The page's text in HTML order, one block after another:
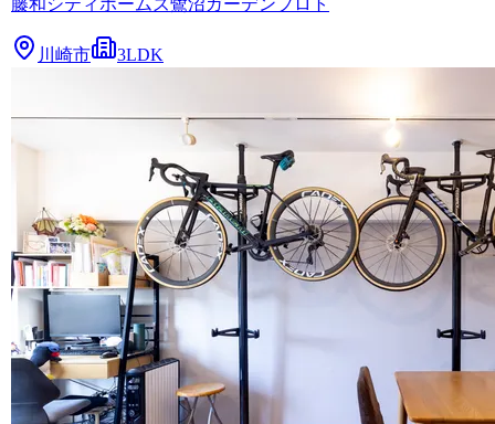
藤和シティホームズ鷺沼ガーデンプロト
川崎市 3LDK